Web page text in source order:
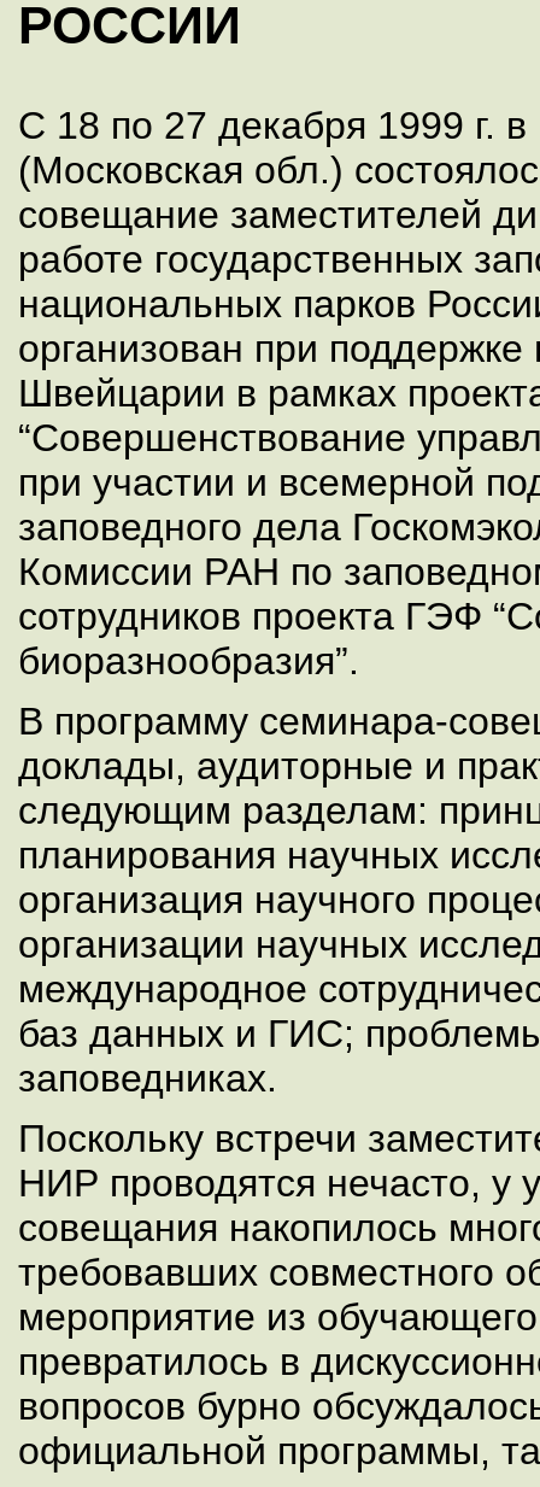
РОССИИ
C 18 по 27 декабря 1999 г.
(Московская обл.)
совещание заместителей
работе государственных
национальных парков
организован при поддержке
Швейцарии в рамках
“Совершенствование
при участии и всемерной
заповедного дела
Комиссии РАН по
сотрудников проекта ГЭФ
биоразнообразия”.
В программу семинара-
доклады, аудиторные и
следующим разделам:
планирования научных
организация научного
организации научных
международное
баз данных и ГИС;
заповедниках.
Поскольку встречи
НИР проводятся нечасто, у
совещания накопилось
требовавших совместного
мероприятие из
превратилось в
вопросов бурно
официальной программы,